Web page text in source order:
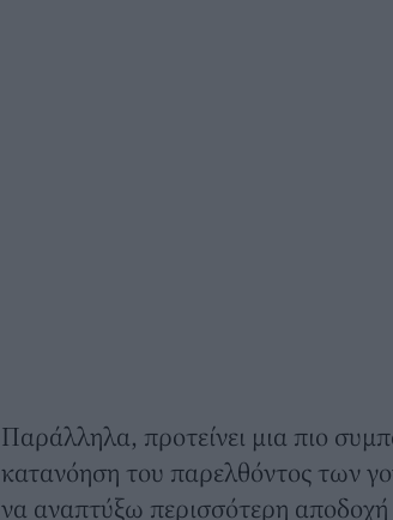
Παράλληλα, προτείνει μια πιο
κατανόηση του παρελθόντος των
να αναπτύξω περισσότερη